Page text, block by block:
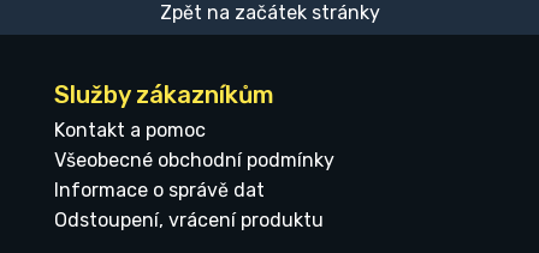
Zpět na začátek stránky
Služby zákazníkům
Kontakt a pomoc
Všeobecné obchodní podmínky
Informace o správě dat
Odstoupení, vrácení produktu